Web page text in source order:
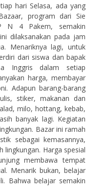
hari Selasa, ada yang
program dari Sie
N 4 Pakem, semakin
dilaksanakan pada jam
Menariknya lagi, untuk
dari siswa dan bapak
Inggris dalam setiap
harga, membayar
Adapun barang-barang
stiker, makanan dan
milo, hottang, kebab,
banyak lagi. Kegiatan
Bazar ini ramah
sebagai kemasannya,
lingkungan. Harga spesial
membawa tempat
Menarik bukan, belajar
Bahwa belajar semakin